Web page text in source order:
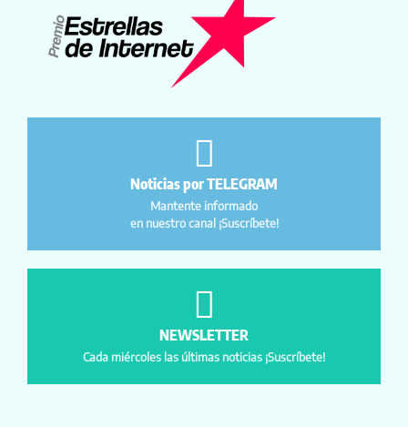
Noticias por TELEGRAM
Mantente informado
en nuestro canal ¡Suscríbete!
NEWSLETTER
Cada miércoles las últimas noticias ¡Suscríbete!